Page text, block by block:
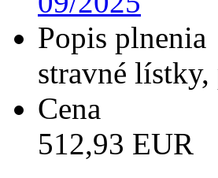
Popis plnenia
stravné lístky,
Cena
512,93 EUR